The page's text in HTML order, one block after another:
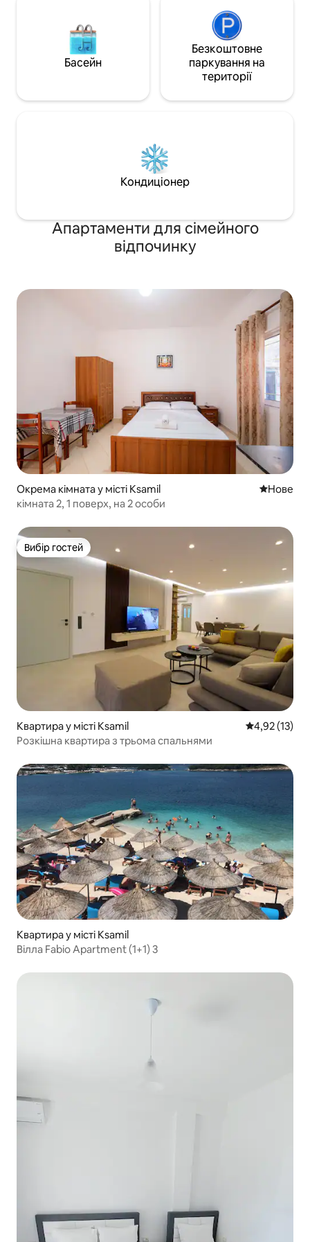
Басейн
Безкоштовне
паркування на
території
Кондиціонер
Апартаменти для сімейного
відпочинку
Окрема кімната у місті Ksamil Нове
Нове
кімната 2, 1 поверх, на 2 особи
Вибір гостей
Вибір гостей
Квартира у місті Ksamil Середня
4,92 (13)
Розкішна квартира з трьома спальнями
Квартира у місті Ksamil
Вілла Fabio Apartment (1+1) 3